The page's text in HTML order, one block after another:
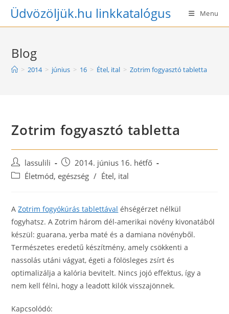
SkipÜdvözöljük.hu linkkatalógus Menu
Blog
> 2014 > június > 16 > Étel, ital > Zotrim fogyasztó tabletta
Zotrim fogyasztó tabletta
Post
author:
lassulili
Post
published:
2014. június 16. hétfő
PostÉletmód, egészség / Étel, ital
AZotrim fogyókúrás tablettával éhségérzet nélkül
fogyhatsz. A Zotrim három dél-amerikai növény kivonatából
készül: guarana, yerba maté és a damiana növényből.
Természetes eredetű készítmény, amely csökkenti a
nassolás utáni vágyat, égeti a fölösleges zsírt és
optimalizálja a kalória bevitelt. Nincs jojó effektus, így a
nem kell félni, hogy a leadott kilók visszajönnek.
Kapcsolódó: